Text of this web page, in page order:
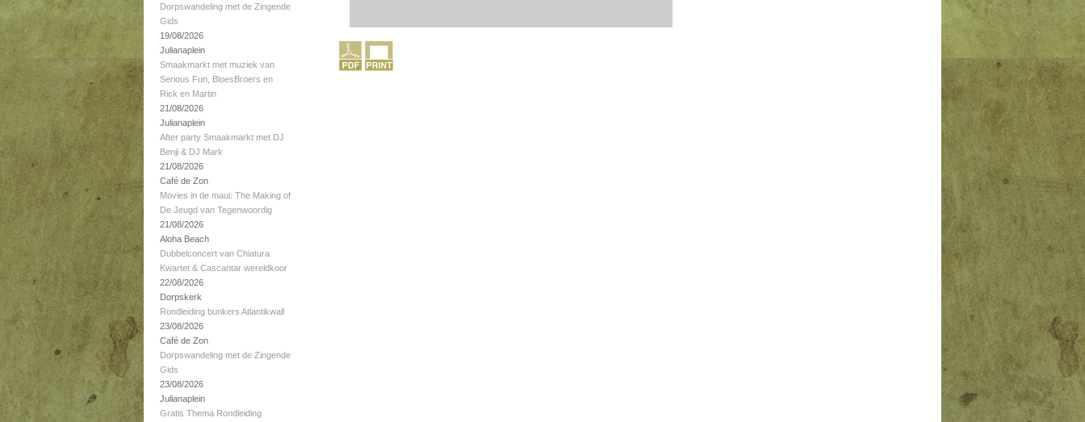
Dorpswandeling met de Zingende
Gids
19/08/2026
Julianaplein
Smaakmarkt met muziek van
Serious Fun, BloesBroers en
Rick en Martin
21/08/2026
Julianaplein
After party Smaakmarkt met DJ
Benji & DJ Mark
21/08/2026
Café de Zon
Movies in de maui: The Making of
De Jeugd van Tegenwoordig
21/08/2026
Aloha Beach
Dubbelconcert van Chiatura
Kwartet & Cascantar wereldkoor
22/08/2026
Dorpskerk
Rondleiding bunkers Atlantikwall
23/08/2026
Café de Zon
Dorpswandeling met de Zingende
Gids
23/08/2026
Julianaplein
Gratis Thema Rondleiding